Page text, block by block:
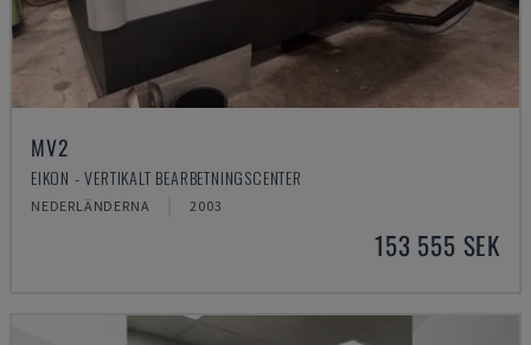
MV2
EIKON - VERTIKALT BEARBETNINGSCENTER
NEDERLÄNDERNA 2003
153 555 SEK